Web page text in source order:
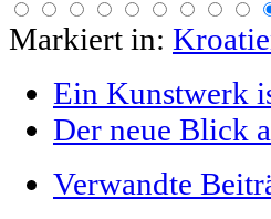
Markiert in:
Ein Kunstwerk
Der neue Blick
Verwandte